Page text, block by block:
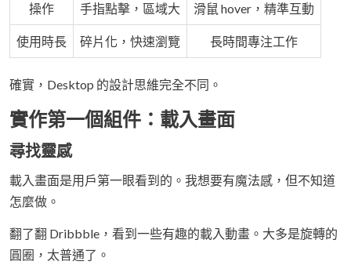
操作 手指點擊，區域大 滑鼠 hover，精準互動
使用時長 碎片化，快速瀏覽 長時間專注工作
確實，Desktop 的設計思維完全不同。
實作第一個組件：載入畫面
尋找靈感
載入畫面是用戶第一眼看到的。我想要有魔法感，但不知道
怎麼做。
翻了翻 Dribbble，看到一些有趣的載入動畫。大多是旋轉的
圓圈，太普通了。